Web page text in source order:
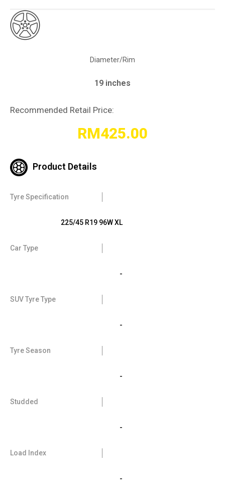
Diameter/Rim
19 inches
Recommended Retail Price:
RM425.00
Product Details
Tyre Specification
225/45 R19 96W XL
Car Type
-
SUV Tyre Type
-
Tyre Season
-
Studded
-
Load Index
-